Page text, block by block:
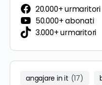
20.000+ urmaritori
50.000+ abonati
3.000+ urmaritori
angajare in it (17)